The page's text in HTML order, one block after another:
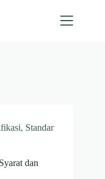
, Standar
dan